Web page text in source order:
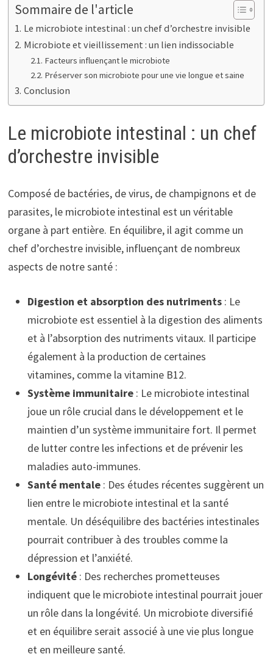
Sommaire de l'article
Le microbiote intestinal : un chef d’orchestre invisible
Microbiote et vieillissement : un lien indissociable
Facteurs influençant le microbiote
Préserver son microbiote pour une vie longue et saine
Conclusion
Le microbiote intestinal : un chef
d’orchestre invisible
Composé de bactéries, de virus, de champignons et de
parasites, le microbiote intestinal est un véritable
organe à part entière. En équilibre, il agit comme un
chef d’orchestre invisible, influençant de nombreux
aspects de notre santé :
Digestion et absorption des nutriments : Le
microbiote est essentiel à la digestion des aliments
et à l’absorption des nutriments vitaux. Il participe
également à la production de certaines
vitamines, comme la vitamine B12.
Système immunitaire : Le microbiote intestinal
joue un rôle crucial dans le développement et le
maintien d’un système immunitaire fort. Il permet
de lutter contre les infections et de prévenir les
maladies auto-immunes.
Santé mentale : Des études récentes suggèrent un
lien entre le microbiote intestinal et la santé
mentale. Un déséquilibre des bactéries intestinales
pourrait contribuer à des troubles comme la
dépression et l’anxiété.
Longévité : Des recherches prometteuses
indiquent que le microbiote intestinal pourrait jouer
un rôle dans la longévité. Un microbiote diversifié
et en équilibre serait associé à une vie plus longue
et en meilleure santé.